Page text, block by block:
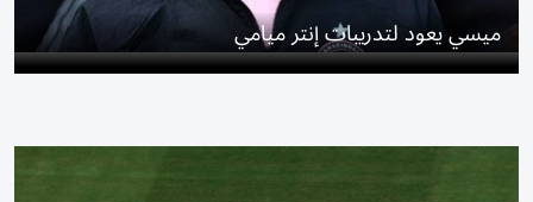
ميسي يعود لتدريبات إنتر ميامي